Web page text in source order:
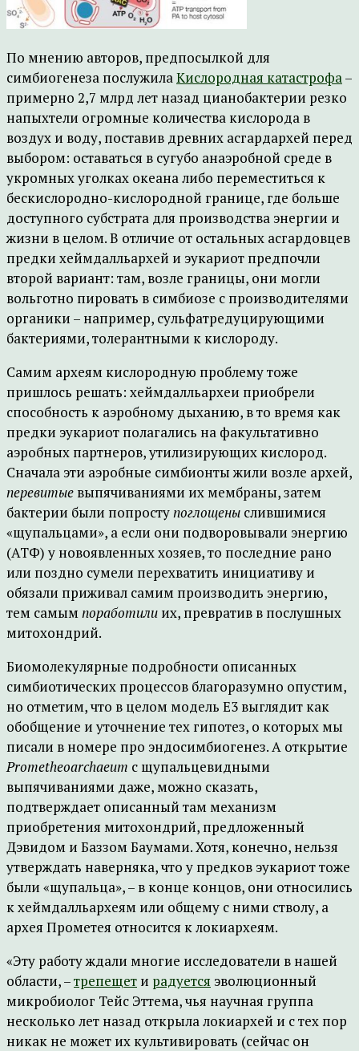
По мнению авторов, предпосылкой для
симбиогенеза послужилаКислородная катастрофа–
примерно 2,7 млрд лет назад цианобактерии резко
напыхтели огромные количества кислорода в
воздух и воду, поставив древних асгардархей перед
выбором: оставаться в сугубо анаэробной среде в
укромных уголках океана либо переместиться к
бескислородно-кислородной границе, где больше
доступного субстрата для производства энергии и
жизни в целом. В отличие от остальных асгардовцев
предки хеймдалльархей и эукариот предпочли
второй вариант: там, возле границы, они могли
вольготно пировать в симбиозе с производителями
органики – например, сульфатредуцирующими
бактериями, толерантными к кислороду.
Самим археям кислородную проблему тоже
пришлось решать: хеймдалльархеи приобрели
способность к аэробному дыханию, в то время как
предки эукариот полагались на факультативно
аэробных партнеров, утилизирующих кислород.
Сначала эти аэробные симбионты жили возле архей,
перевитые выпячиваниями их мембраны, затем
бактерии были попроступоглощены слившимися
«щупальцами», а если они подворовывали энергию
(АТФ) у новоявленных хозяев, то последние рано
или поздно сумели перехватить инициативу и
обязали приживал самим производить энергию,
тем самымпоработили их, превратив в послушных
митохондрий.
Биомолекулярные подробности описанных
симбиотических процессов благоразумно опустим,
но отметим, что в целом модель Е3 выглядит как
обобщение и уточнение тех гипотез, о которых мы
писали в номере про эндосимбиогенез. А открытие
Prometheoarchaeum с щупальцевидными
выпячиваниями даже, можно сказать,
подтверждает описанный там механизм
приобретения митохондрий, предложенный
Дэвидом и Баззом Баумами. Хотя, конечно, нельзя
утверждать наверняка, что у предков эукариот тоже
были «щупальца», – в конце концов, они относились
к хеймдалльархеям или общему с ними стволу, а
архея Прометея относится к локиархеям.
«Эту работу ждали многие исследователи в нашей
области, –трепещет и радуется эволюционный
микробиолог Тейс Эттема, чья научная группа
несколько лет назад открыла локиархей и с тех пор
никак не может их культивировать (сейчас он